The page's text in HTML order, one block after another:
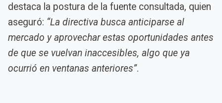
destaca la postura de la fuente consultada, quien
aseguró: “La directiva busca anticiparse al
mercado y aprovechar estas oportunidades antes
de que se vuelvan inaccesibles, algo que ya
ocurrió en ventanas anteriores”.